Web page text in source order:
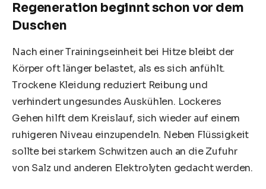
Regeneration beginnt schon vor dem
Duschen
Nach einer Trainingseinheit bei Hitze bleibt der
Körper oft länger belastet, als es sich anfühlt.
Trockene Kleidung reduziert Reibung und
verhindert ungesundes Auskühlen. Lockeres
Gehen hilft dem Kreislauf, sich wieder auf einem
ruhigeren Niveau einzupendeln. Neben Flüssigkeit
sollte bei starkem Schwitzen auch an die Zufuhr
von Salz und anderen Elektrolyten gedacht werden.